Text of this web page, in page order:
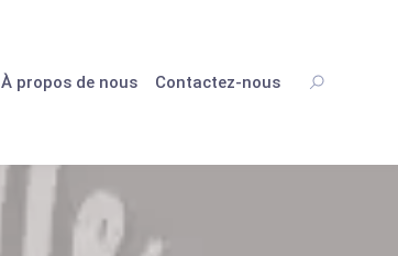
À propos de nous Contactez-nous